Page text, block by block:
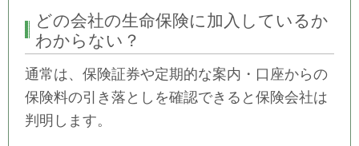
どの会社の生命保険に加入しているか
わからない？
通常は、保険証券や定期的な案内・口座からの
保険料の引き落としを確認できると保険会社は
判明します。